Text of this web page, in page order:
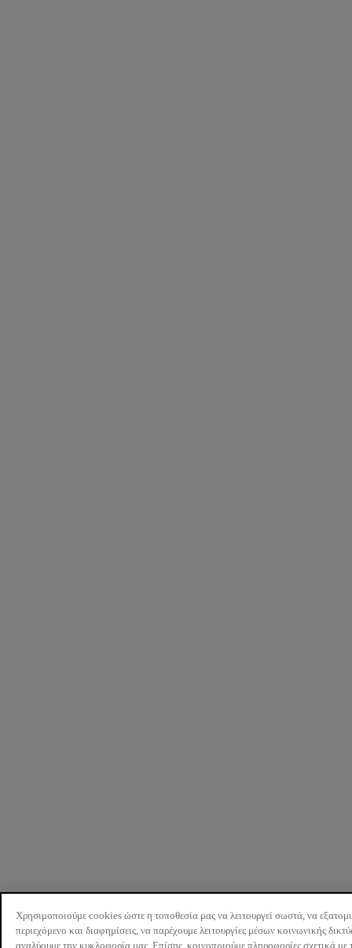
Χρησιμοποιούμε cookies ώστε η τοποθεσία μας να λειτουργεί σωστά, να
περιεχόμενο και διαφημίσεις, να παρέχουμε λειτουργίες μέσων κοινωνικής
αναλύουμε την κυκλοφορία μας. Επίσης, κοινοποιούμε πληροφορίες σχετικά με